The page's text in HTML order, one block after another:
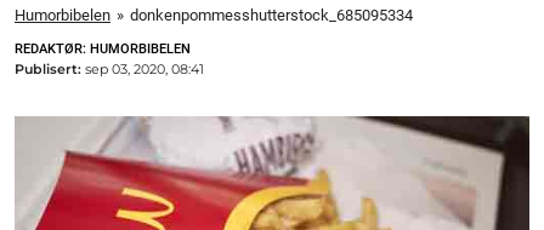
Humorbibelen » donkenpommesshutterstock_685095334
REDAKTØR: HUMORBIBELEN
Publisert: sep 03, 2020, 08:41